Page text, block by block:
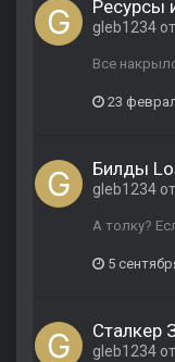
Ресурсы
gleb1234
Все
23
Билды
gleb1234
А толку?
5
Сталкер
gleb1234